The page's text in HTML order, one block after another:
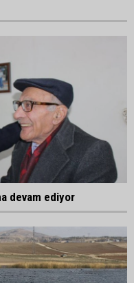
devam ediyor